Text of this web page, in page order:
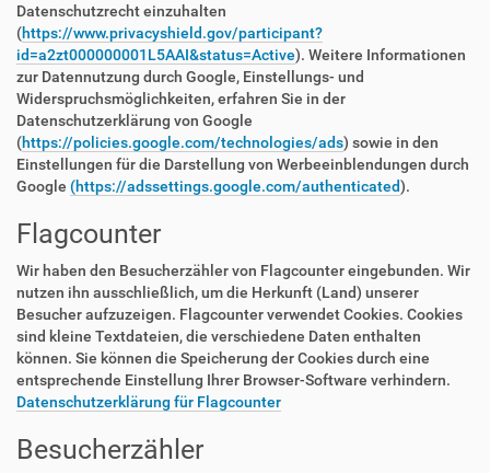
Datenschutzrecht einzuhalten
(https://www.privacyshield.gov/participant?
id=a2zt000000001L5AAI&status=Active). Weitere Informationen
zur Datennutzung durch Google, Einstellungs- und
Widerspruchsmöglichkeiten, erfahren Sie in der
Datenschutzerklärung von Google
(https://policies.google.com/technologies/ads) sowie in den
Einstellungen für die Darstellung von Werbeeinblendungen durch
Google (https://adssettings.google.com/authenticated).
Flagcounter
Wir haben den Besucherzähler von Flagcounter eingebunden. Wir
nutzen ihn ausschließlich, um die Herkunft (Land) unserer
Besucher aufzuzeigen. Flagcounter verwendet Cookies. Cookies
sind kleine Textdateien, die verschiedene Daten enthalten
können. Sie können die Speicherung der Cookies durch eine
entsprechende Einstellung Ihrer Browser-Software verhindern.
Datenschutzerklärung für Flagcounter
Besucherzähler